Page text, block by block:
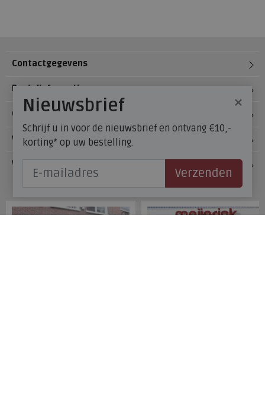
Contactgegevens
Bestelinformatie
Over Meijerink Schoenen
Voetzorg
Veelgestelde vragen
×
Nieuwsbrief
Schrijf u in voor de nieuwsbrief en ontvang €10,-
korting* op uw bestelling.
Verzenden